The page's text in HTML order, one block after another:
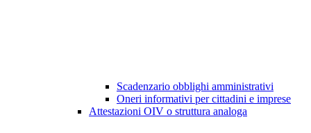
Scadenzario obblighi amministrativi
Oneri informativi per cittadini e imprese
Attestazioni OIV o struttura analoga